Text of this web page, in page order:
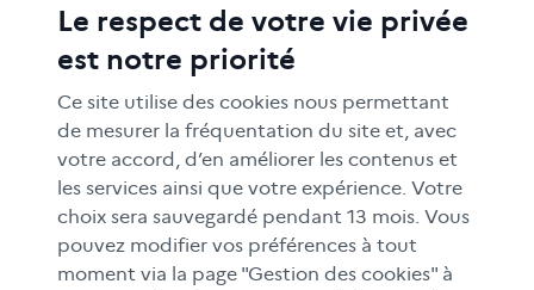
Comprendre ce qu’est l’infodivertissement
au lycée
Les objectifs de cette activité pédagogique destinée
aux élèves de 2de professionnelle et 1re CAP sont de
Le respect de votre vie privée
est notre priorité
Ce site utilise des cookies nous permettant
de mesurer la fréquentation du site et, avec
votre accord, d’en améliorer les contenus et
les services ainsi que votre expérience. Votre
choix sera sauvegardé pendant 13 mois. Vous
pouvez modifier vos préférences à tout
moment via la page "Gestion des cookies" à